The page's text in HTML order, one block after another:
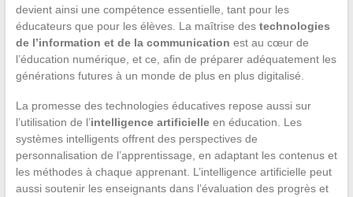
devient ainsi une compétence essentielle, tant pour les
éducateurs que pour les élèves. La maîtrise des technologies
de l’information et de la communication est au cœur de
l’éducation numérique, et ce, afin de préparer adéquatement les
générations futures à un monde de plus en plus digitalisé.
La promesse des technologies éducatives repose aussi sur
l’utilisation de l’intelligence artificielleen éducation. Les
systèmes intelligents offrent des perspectives de
personnalisation de l’apprentissage, en adaptant les contenus et
les méthodes à chaque apprenant. L’intelligence artificielle peut
aussi soutenir les enseignants dans l’évaluation des progrès et